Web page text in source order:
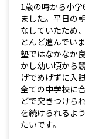
1歳の時から小
ました。平日の
なしていたため
とんど進んでい
塾ではなかなか
かし幼い頃から
げでめげずに入
全ての中学校に
どで突きつけら
を続けられるよ
たいです。